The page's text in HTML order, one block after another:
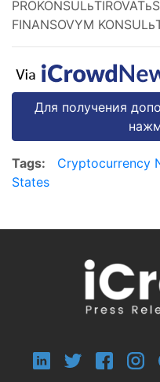
FINANSOVYM
Для получения
Tags: Cryptocurrency
States